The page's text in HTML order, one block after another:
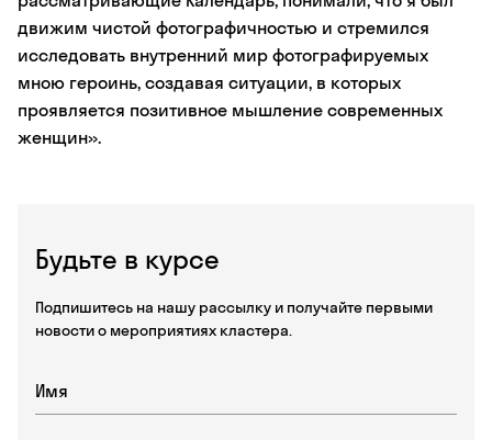
Будьте в курсе
Подпишитесь на нашу рассылку и получайте первыми
новости о мероприятиях кластера.
движим чистой фотографичностью и стремился
исследовать внутренний мир фотографируемых
мною героинь, создавая ситуации, в которых
проявляется позитивное мышление современных
женщин».